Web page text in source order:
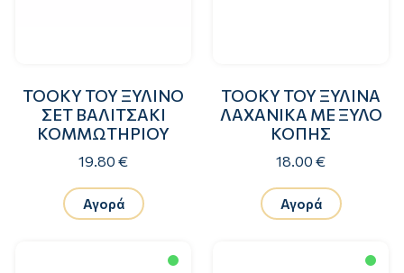
TOOKY TOY ΞΥΛΙΝΟ
ΣΕΤ ΒΑΛΙΤΣΑΚΙ
ΚΟΜΜΩΤΗΡΙΟΥ
19.80 €
Αγορά
TOOKY TOY ΞΥΛΙΝΑ
ΛΑΧΑΝΙΚΑ ΜΕ ΞΥΛΟ
ΚΟΠΗΣ
18.00 €
Αγορά